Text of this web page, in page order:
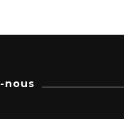
nous